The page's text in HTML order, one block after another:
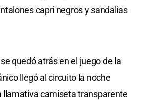
capri negros y sandalias
quedó atrás en el juego de la
llegó al circuito la noche
llamativa camiseta transparente